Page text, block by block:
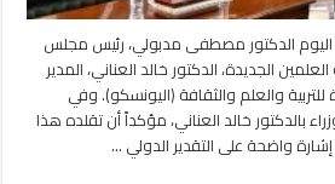
الدكتور مصطفى مدبولي، رئيس مجلس
الجديدة، الدكتور خالد العناني، المدير
والعلم والثقافة (اليونسكو). وفي
بالدكتور خالد العناني، مؤكداً أن تقلده هذا
واضحة على التقدير الدولي …